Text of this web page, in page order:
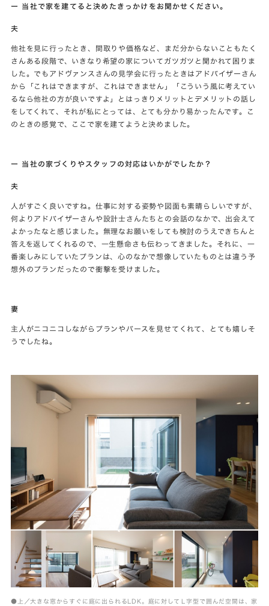
ー 当社で家を建てると決めたきっかけをお聞かせください。
夫
他社を見に行ったとき、間取りや価格など、まだ分からないこともたく
さんある段階で、いきなり希望の家についてガツガツと聞かれて困りま
した。でもアドヴァンスさんの見学会に行ったときはアドバイザーさん
から「これはできますが、これはできません」「こういう風に考えてい
るなら他社の方が良いですよ」とはっきりメリットとデメリットの話し
をしてくれて、それが私にとっては、とても分かり易かったんです。こ
のときの感覚で、ここで家を建てようと決めました。
ー 当社の家づくりやスタッフの対応はいかがでしたか？
夫
人がすごく良いですね。仕事に対する姿勢や図面も素晴らしいですが、
何よりアドバイザーさんや設計士さんたちとの会話のなかで、出会えて
よかったなと感じました。無理なお願いをしても検討のうえできちんと
答えを返してくれるので、一生懸命さも伝わってきました。それに、一
番楽しみにしていたプランは、心のなかで想像していたものとは違う予
想外のプランだったので衝撃を受けました。
妻
主人がニコニコしながらプランやパースを見せてくれて、とても嬉しそ
うでしたね。
●上／大きな窓からすぐに庭に出られるLDK。庭に対してＬ字型で囲んだ空間は、家